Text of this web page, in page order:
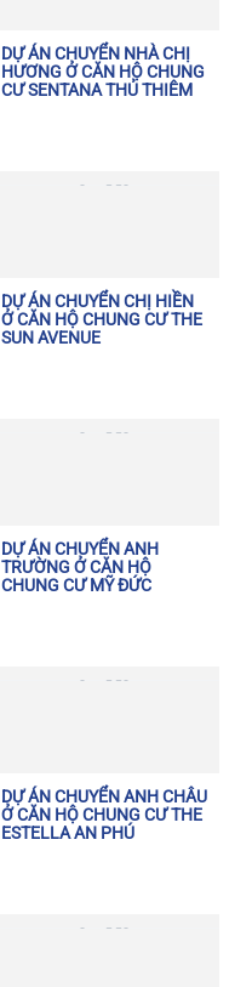
DỰ ÁN CHUYỂN NHÀ CHỊ
HƯƠNG Ở CĂN HỘ CHUNG
CƯ SENTANA THỦ THIÊM
DỰ ÁN CHUYỂN CHỊ HIỀN
Ở CĂN HỘ CHUNG CƯ THE
SUN AVENUE
DỰ ÁN CHUYỂN ANH
TRƯỜNG Ở CĂN HỘ
CHUNG CƯ MỸ ĐỨC
DỰ ÁN CHUYỂN ANH CHÂU
Ở CĂN HỘ CHUNG CƯ THE
ESTELLA AN PHÚ